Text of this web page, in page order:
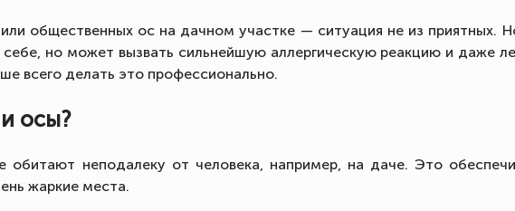
общественных ос на дачном участке — ситуация не из приятных.
но может вызвать сильнейшую аллергическую реакцию и даже
всего делать это профессионально.
осы?
обитают неподалеку от человека, например, на даче. Это
жаркие места.